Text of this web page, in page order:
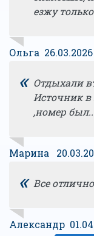
езжу
Ольга 26.03.2026
« Отдыхали
Источник в
,номер
Марина
« Все
Александр